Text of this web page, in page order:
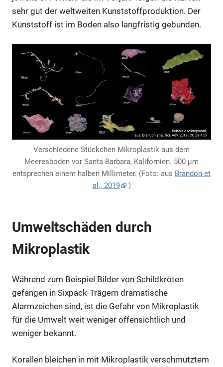
sehr gut der weltweiten Kunststoffproduktion. Der
Kunststoff ist im Boden also langfristig gebunden.
Verschiedene Stückchen Mikroplastik aus dem
Meeresboden vor Santa Barbara, Kalifornien. 500 µm
entsprechen einem halben Millimeter. (Foto: aus Brandon et
al., 2019
)
Umweltschäden durch
Mikroplastik
Während zum Beispiel Bilder von Schildkröten
gefangen in Sixpack-Trägern dramatische
Alarmzeichen sind, ist die Gefahr von Mikroplastik
für die Umwelt weit weniger offensichtlich und
weniger bekannt.
Korallen bleichen in mit Mikroplastik verschmutztem